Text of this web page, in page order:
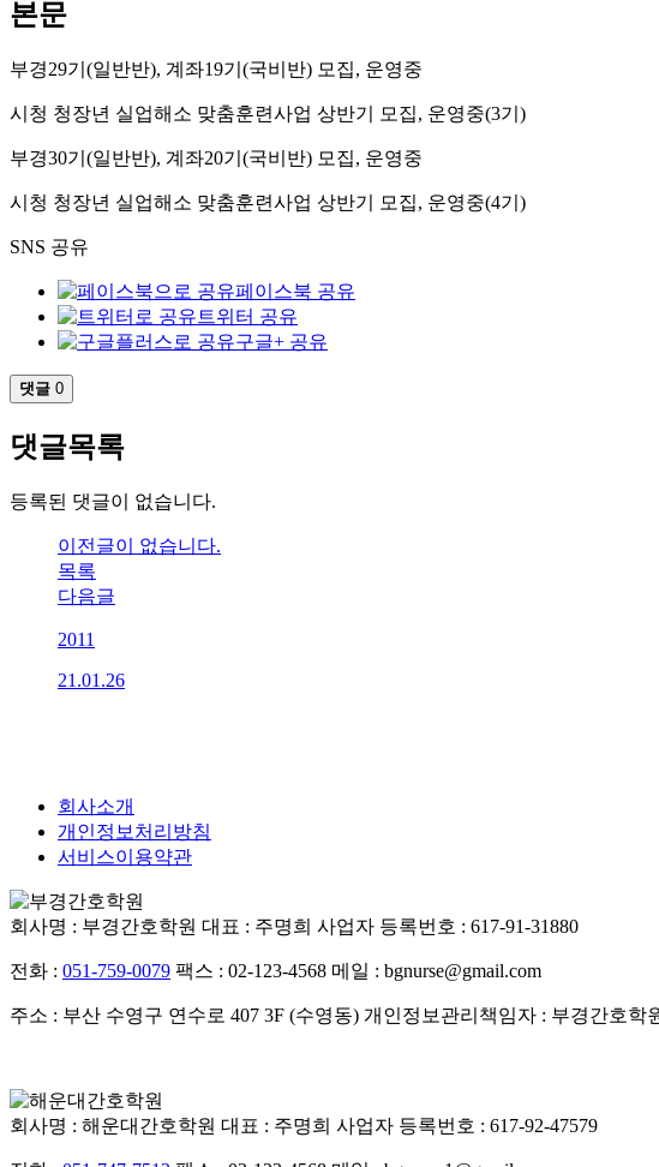
본문
부경29기(일반반), 계좌19기(국비반) 모집, 운영중
시청 청장년 실업해소 맞춤훈련사업 상반기 모집, 운영중(3기)
부경30기(일반반), 계좌20기(국비반) 모집, 운영중
시청 청장년 실업해소 맞춤훈련사업 상반기 모집, 운영중(4기)
SNS 공유
페이스북 공유
트위터 공유
구글+ 공유
댓글 0
댓글목록
등록된 댓글이 없습니다.
이전글이 없습니다.
목록
다음글
2011
21.01.26
회사소개
개인정보처리방침
서비스이용약관
회사명 : 부경간호학원 대표 : 주명희 사업자 등록번호 : 617-91-31880
전화 : 051-759-0079 팩스 : 02-123-4568 메일 : bgnurse@gmail.com
주소 : 부산 수영구 연수로 407 3F (수영동) 개인정보관리책임자 : 부경간호학
회사명 : 해운대간호학원 대표 : 주명희 사업자 등록번호 : 617-92-47579